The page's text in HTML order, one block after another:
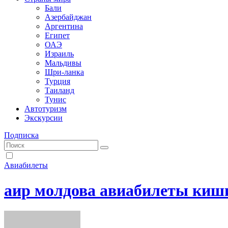
Бали
Азербайджан
Аргентина
Египет
ОАЭ
Израиль
Мальдивы
Шри-ланка
Турция
Таиланд
Тунис
Автотуризм
Экскурсии
Подписка
Авиабилеты
аир молдова авиабилеты